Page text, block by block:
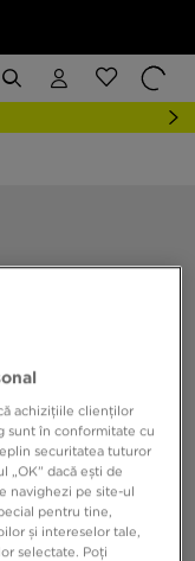
achizițiile clienților
sunt în conformitate cu
securitatea tuturor
„OK” dacă ești de
navighezi pe site-ul
pentru tine,
și intereselor tale,
selectate. Poți